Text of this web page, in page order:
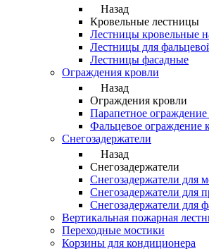
Назад
Кровельные лестницы
Лестницы кровельные
Лестницы для
Лестницы фасадные
Ограждения кровли
Назад
Ограждения кровли
Парапетное
Фальцевое ограждение
Снегозадержатели
Назад
Снегозадержатели
Снегозадержатели для
Снегозадержатели для
Снегозадержатели для
Вертикальная пожарная
Переходные мостики
Корзины для кондиционера